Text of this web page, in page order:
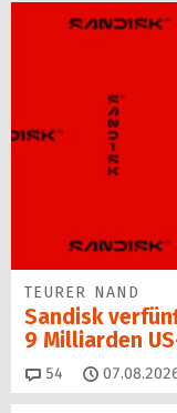
TEURER NAND
Sandisk
9 Milliarden
54 Kommentare